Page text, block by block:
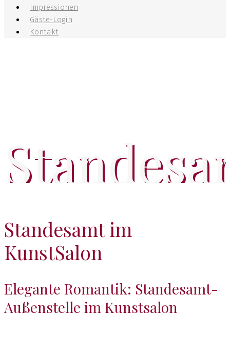
Impressionen
Gäste-Login
Kontakt
im
Standesamt im
KunstSalon
Elegante Romantik: Standesamt-
Außenstelle im Kunstsalon